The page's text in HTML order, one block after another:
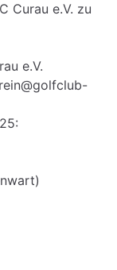
Curau e.V. zu
e.V.